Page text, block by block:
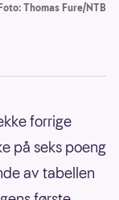
Thomas Fure/NTB
forrige
på seks poeng
av tabellen